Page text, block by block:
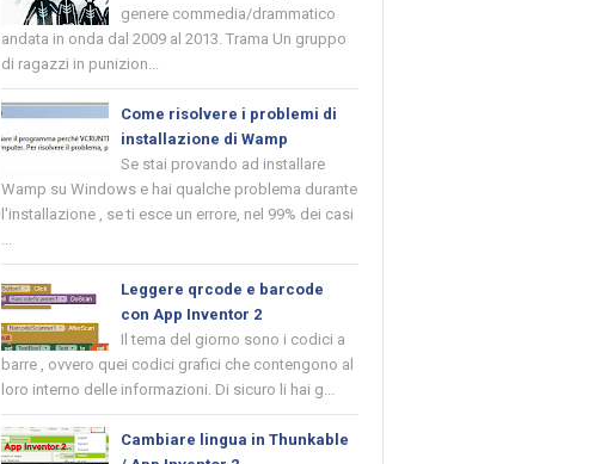
genere commedia/drammatico
andata in onda dal 2009 al 2013. Trama Un gruppo
di ragazzi in punizion...
Come risolvere i problemi di
installazione di Wamp
Se stai provando ad installare
Wamp su Windows e hai qualche problema durante
l'installazione , se ti esce un errore, nel 99% dei casi
...
Leggere qrcode e barcode
con App Inventor 2
Il tema del giorno sono i codici a
barre , ovvero quei codici grafici che contengono al
loro interno delle informazioni. Di sicuro li hai g...
Cambiare lingua in Thunkable